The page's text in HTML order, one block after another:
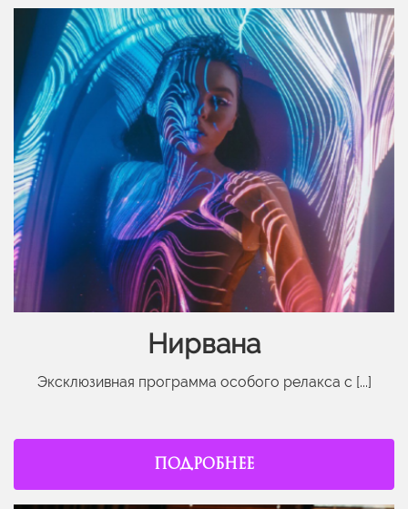
Нирвана
Эксклюзивная программа особого релакса с [...]
ПОДРОБНЕЕ